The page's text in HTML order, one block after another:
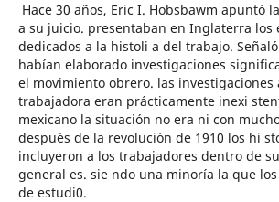
Hace 30 años, Eric I. Hobsbawm apuntó
a su juicio. presentaban en Inglaterra los
dedicados a la histoli a del trabajo.
habían elaborado investigaciones
el movimiento obrero. las investigaciones
trabajadora eran prácticamente inexi
mexicano la situación no era ni con
después de la revolución de 1910 los hi
incluyeron a los trabajadores dentro de
general es. sie ndo una minoría la que
de estudi0.